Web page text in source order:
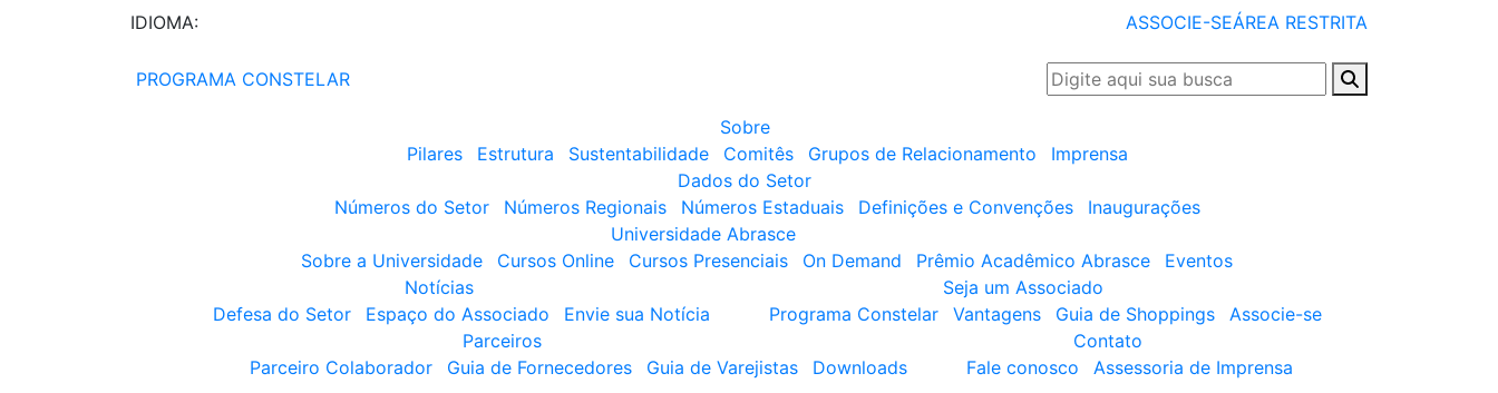
IDIOMA: ASSOCIE-SEÁREA RESTRITA
PROGRAMA CONSTELAR
Sobre
Pilares
Estrutura Sustentabilidade Comitês Grupos de Relacionamento
Imprensa
Dados do Setor
Números do Setor
Números Regionais Números Estaduais Definições e Convenções
Inaugurações
Universidade Abrasce
Sobre a Universidade
Cursos Online Cursos Presenciais On Demand Prêmio Acadêmico Abrasce
Eventos
Notícias
Defesa do Setor
Espaço do Associado Envie sua Notícia
Seja um Associado
Programa Constelar
Vantagens Guia de Shoppings
Associe-se
Parceiros
Parceiro Colaborador
Guia de Fornecedores Guia de Varejistas Downloads
Contato
Fale conosco
Assessoria de Imprensa